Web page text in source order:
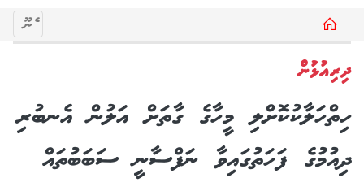
މެނޫ
ދިރިއުޅުން
ހިތްހަލާކުކޮށްލި މީހާގެ ގާތަށް އަލުން އެނބުރި
ދިއުމުގެ ފަހަތުގައިވާ ނަފްސާނީ ސަބަބުތައް